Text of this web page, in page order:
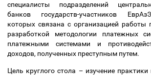
специалисты подразделений
банков государств-участников
которых связана с организацией работы
разработкой методологии платежных
платежными системами и
доходов, полученных преступным путем.
Цель круглого стола – изучение